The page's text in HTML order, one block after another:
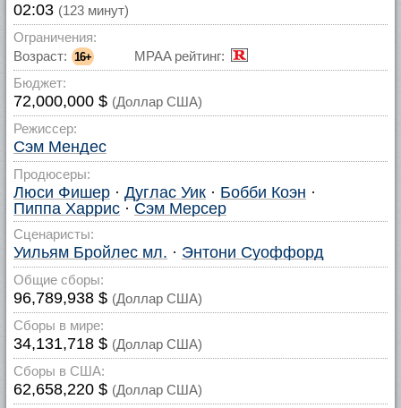
02:03 (123 минут)
Ограничения:
Возраст: 16+
MPAA рейтинг:
Бюджет:
72,000,000 $ (Доллар США)
Режиссер:
Сэм Мендес
Продюсеры:
Люси Фишер · Дуглас Уик · Бобби Коэн ·
Пиппа Харрис · Сэм Мерсер
Сценаристы:
Уильям Бройлес мл. · Энтони Суоффорд
Общие сборы:
96,789,938 $ (Доллар США)
Сборы в мире:
34,131,718 $ (Доллар США)
Сборы в США:
62,658,220 $ (Доллар США)